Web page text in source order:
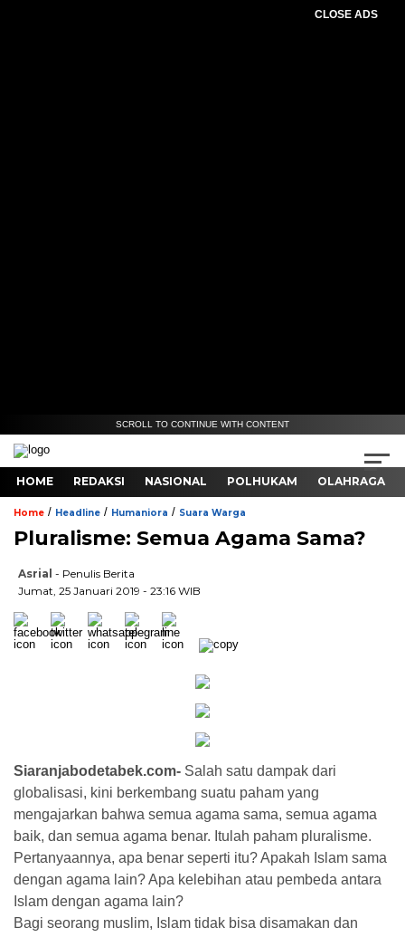
CLOSE ADS
SCROLL TO CONTINUE WITH CONTENT
HOME REDAKSI NASIONAL POLHUKAM OLAHRAGA
Home / Headline / Humaniora / Suara Warga
Pluralisme: Semua Agama Sama?
Asrial - Penulis Berita
Jumat, 25 Januari 2019 - 23:16 WIB
Siaranjabodetabek.com- Salah satu dampak dari
globalisasi, kini berkembang suatu paham yang
mengajarkan bahwa semua agama sama, semua agama
baik, dan semua agama benar. Itulah paham pluralisme.
Pertanyaannya, apa benar seperti itu? Apakah Islam sama
dengan agama lain? Apa kelebihan atau pembeda antara
Islam dengan agama lain?
Bagi seorang muslim, Islam tidak bisa disamakan dan